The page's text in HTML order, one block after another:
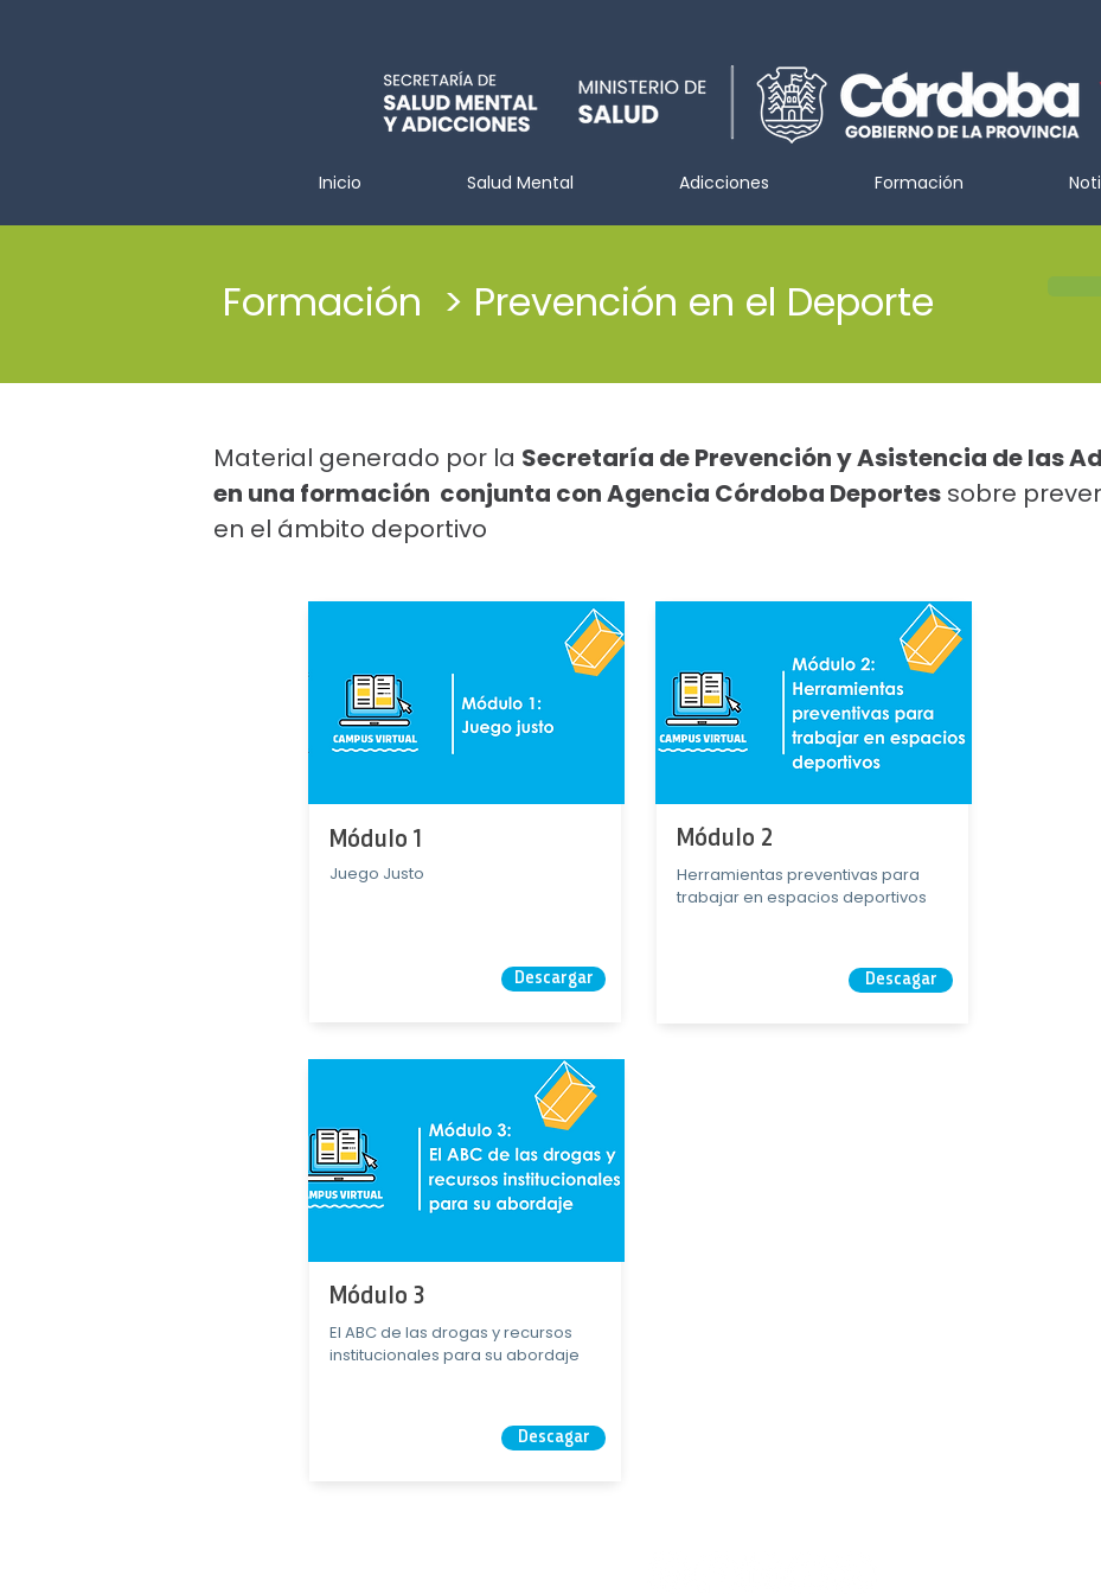
Inicio Salud Mental Adicciones Formación
Formación > Prevención en el Deporte
Material generado por la Secretaría de Prevención y Asistencia de las
en una formación conjunta con Agencia Córdoba Deportes sobre
en el ámbito deportivo
Módulo 1
Juego Justo
Descargar
Módulo 2
Herramientas preventivas para
trabajar en espacios deportivos
Descagar
Módulo 3
El ABC de las drogas y recursos
institucionales para su abordaje
Descagar